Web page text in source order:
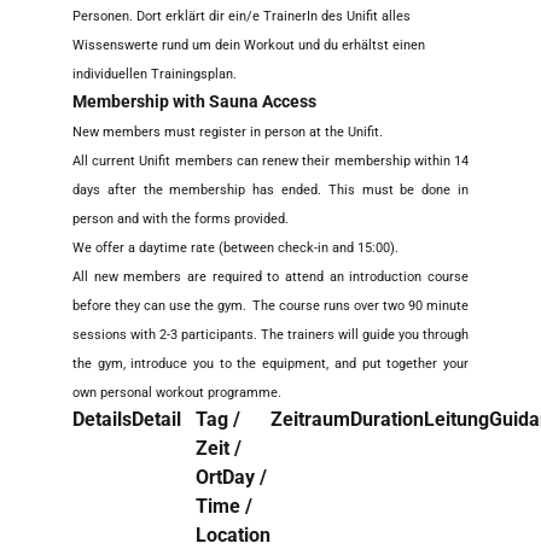
Personen. Dort erklärt dir ein/e TrainerIn des Unifit alles
Wissenswerte rund um dein Workout und du erhältst einen
individuellen Trainingsplan.
Membership with Sauna Access
New members must register in person at the Unifit.
All current Unifit members can renew their membership within 14
days after the membership has ended. This must be done in
person and with the forms provided.
We offer a daytime rate (between check-in and 15:00).
All new members are required to attend an introduction course
before they can use the gym. The course runs over two 90 minute
sessions with 2-3 participants. The trainers will guide you through
the gym, introduce you to the equipment, and put together your
own personal workout programme.
DetailsDetail
Tag /
Zeit /
OrtDay /
Time /
Location
ZeitraumDurationLeitung